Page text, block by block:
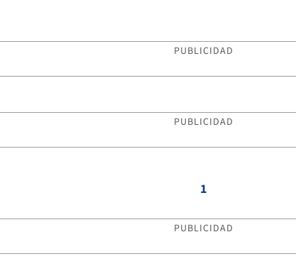
PUBLICIDAD
PUBLICIDAD
1
PUBLICIDAD